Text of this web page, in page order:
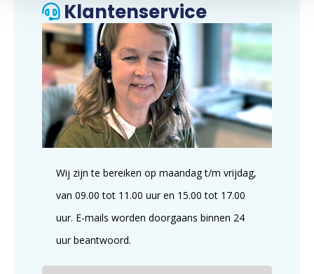
Klantenservice
Wij zijn te bereiken op maandag t/m vrijdag,
van 09.00 tot 11.00 uur en 15.00 tot 17.00
uur. E-mails worden doorgaans binnen 24
uur beantwoord.